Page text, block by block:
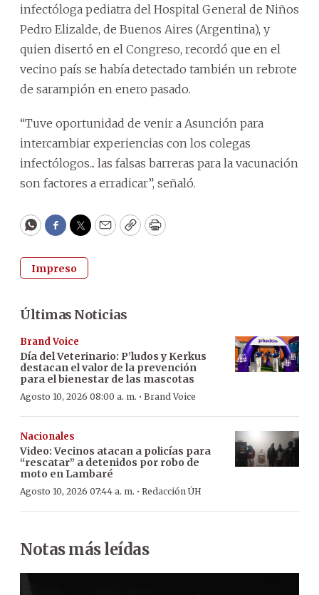
infectóloga pediatra del Hospital General de Niños
Pedro Elizalde, de Buenos Aires (Argentina), y
quien disertó en el Congreso, recordó que en el
vecino país se había detectado también un rebrote
de sarampión en enero pasado.
“Tuve oportunidad de venir a Asunción para
intercambiar experiencias con los colegas
infectólogos... las falsas barreras para la vacunación
son factores a erradicar”, señaló.
WhatsApp
Facebook
Twitter
EmailCopyPrint
Impreso
Últimas Noticias
Brand Voice
Día del Veterinario: P’ludos y Kerkus
destacan el valor de la prevención
para el bienestar de las mascotas
Agosto 10, 2026 08:00 a. m. · Brand Voice
Nacionales
Video: Vecinos atacan a policías para
“rescatar” a detenidos por robo de
moto en Lambaré
Agosto 10, 2026 07:44 a. m. · Redacción ÚH
Notas más leídas